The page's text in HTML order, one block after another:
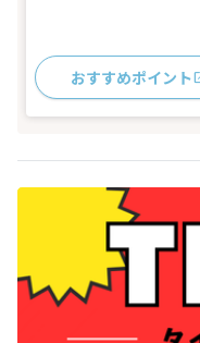
おすすめポイント